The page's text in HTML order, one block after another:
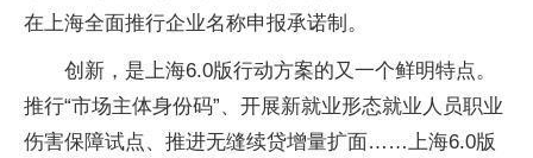
在上海全面推行企业名称申报承诺制。
创新，是上海6.0版行动方案的又一个鲜明特点。
推行“市场主体身份码”、开展新就业形态就业人员职业
伤害保障试点、推进无缝续贷增量扩面……上海6.0版